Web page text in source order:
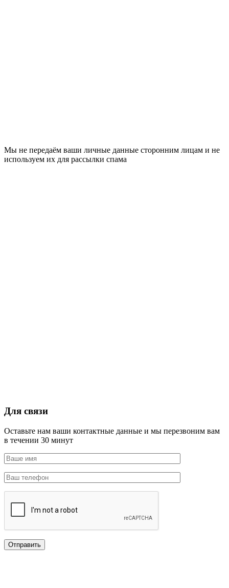
Мы не передаём ваши личные данные сторонним лицам и не
используем их для рассылки спама
Для связи
Оставьте нам ваши контактные данные и мы перезвоним вам
в течении 30 минут